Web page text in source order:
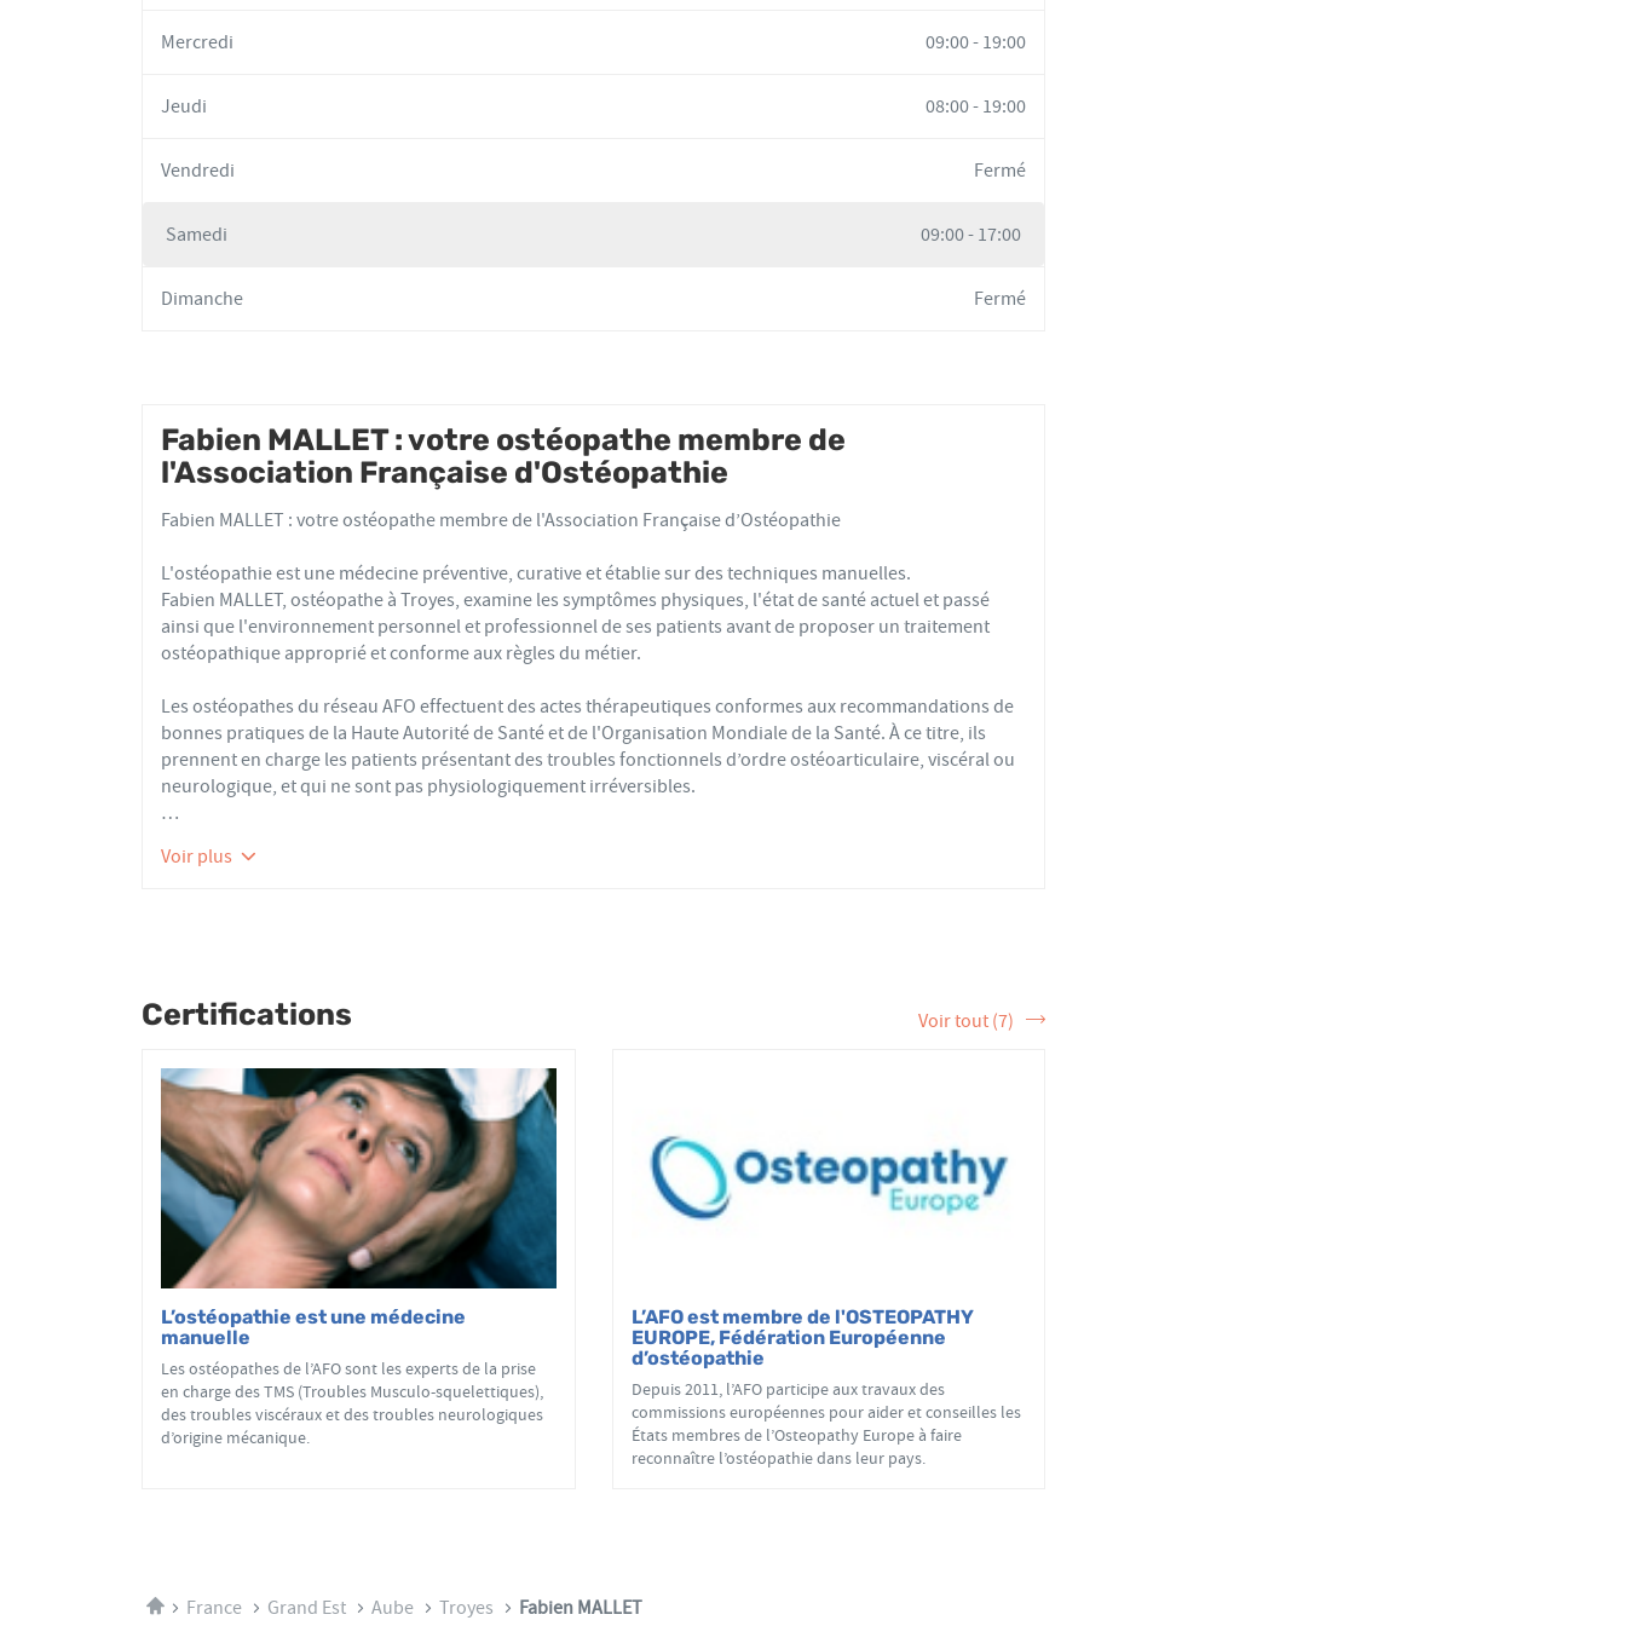
Mercredi 09:00- 19:00
Jeudi 08:00- 19:00
Vendredi Fermé
Horaires
d'aujourd'hui
Samedi 09:00- 17:00
Dimanche Fermé
Fabien MALLET : votre ostéopathe membre de
l'Association Française d'Ostéopathie
Fabien MALLET : votre ostéopathe membre de l'Association Française d’Ostéopathie
L'ostéopathie est une médecine préventive, curative et établie sur des techniques manuelles.
Fabien MALLET, ostéopathe à Troyes, examine les symptômes physiques, l'état de santé actuel et passé
ainsi que l'environnement personnel et professionnel de ses patients avant de proposer un traitement
ostéopathique approprié et conforme aux règles du métier.
Les ostéopathes du réseau AFO effectuent des actes thérapeutiques conformes aux recommandations de
bonnes pratiques de la Haute Autorité de Santé et de l'Organisation Mondiale de la Santé. À ce titre, ils
prennent en charge les patients présentant des troubles fonctionnels d’ordre ostéoarticulaire, viscéral ou
neurologique, et qui ne sont pas physiologiquement irréversibles.
tous les patients reçoivent un traitement ostéopathique par mobilisations ou manipulations des sphères
pour avoir le droit d'user du titre d’ostéopathe et d'exercer les actes ostéopathiques.
Voir plus
Certifications
L’ostéopathie est une médecine
manuelle
Les ostéopathes de l’AFO sont les experts de la prise
en charge des TMS (Troubles Musculo-squelettiques),
des troubles viscéraux et des troubles neurologiques
d’origine mécanique.
L’AFO est membre de l'OSTEOPATHY
EUROPE, Fédération Européenne
d’ostéopathie
Depuis 2011, l’AFO participe aux travaux des
commissions européennes pour aider et conseilles les
États membres de l’Osteopathy Europe à faire
reconnaître l’ostéopathie dans leur pays.
Voir tout (7)
AccueilFrance Grand Est Aube Troyes Fabien MALLET